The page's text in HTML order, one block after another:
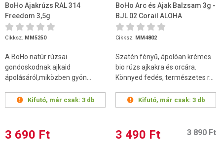
BoHo Ajakrúzs RAL 314
Freedom 3,5g
Cikksz. MM5250
A BoHo natúr rúzsai
gondoskodnak ajkaid
ápolásáról,miközben gyön...
Kifutó, már csak: 3 db
3 690 Ft
BoHo Arc és Ajak Balzsam 3g -
BJL 02 Corail ALOHA
COLLECTION
Cikksz. MM4802
Szatén fényű, ápolóan krémes
bio rúzs ajkakra és orcára.
Könnyed fedés, természetes r...
Kifutó, már csak: 3 db
3 490 Ft 3 890 Ft